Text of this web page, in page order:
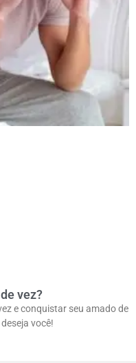
vez?
e conquistar seu amado de
você!